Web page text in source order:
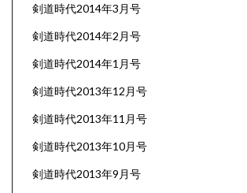
剣道時代2014年3月号
剣道時代2014年2月号
剣道時代2014年1月号
剣道時代2013年12月号
剣道時代2013年11月号
剣道時代2013年10月号
剣道時代2013年9月号